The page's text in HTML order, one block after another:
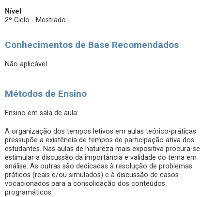
Nível
2º Ciclo - Mestrado
Conhecimentos de Base Recomendados
Não aplicável.
Métodos de Ensino
Ensino em sala de aula:
A organização dos tempos letivos em aulas teórico-práticas
pressupõe a existência de tempos de participação ativa dos
estudantes. Nas aulas de natureza mais expositiva procura-se
estimular a discussão da importância e validade do tema em
análise. As outras são dedicadas à resolução de problemas
práticos (reais e/ou simulados) e à discussão de casos
vocacionados para a consolidação dos conteúdos
programáticos.